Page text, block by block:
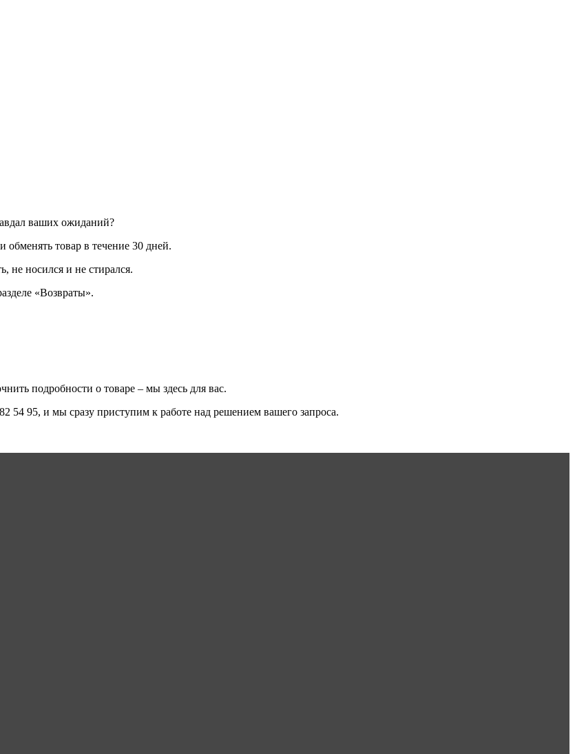
ваших ожиданий?
товар в течение 30 дней.
не носился и не стирался.
«Возвраты».
подробности о товаре – мы здесь для вас.
95, и мы сразу приступим к работе над решением вашего запроса.